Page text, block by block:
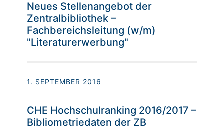
Neues Stellenangebot der
Zentralbibliothek –
Fachbereichsleitung (w/m)
"Literaturerwerbung"
1. SEPTEMBER 2016
CHE Hochschulranking 2016/2017 –
Bibliometriedaten der ZB